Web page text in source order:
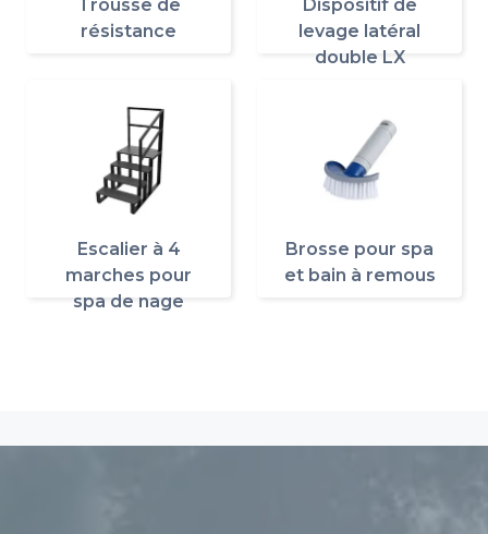
Trousse de
résistance
Dispositif de
levage latéral
double LX
Escalier à 4
marches pour
spa de nage
Brosse pour spa
et bain à remous